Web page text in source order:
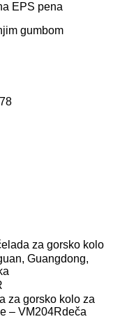
EPS pena
gumbom
za gorsko kolo
Guangdong,
za gorsko kolo za
– VM204Rdeča